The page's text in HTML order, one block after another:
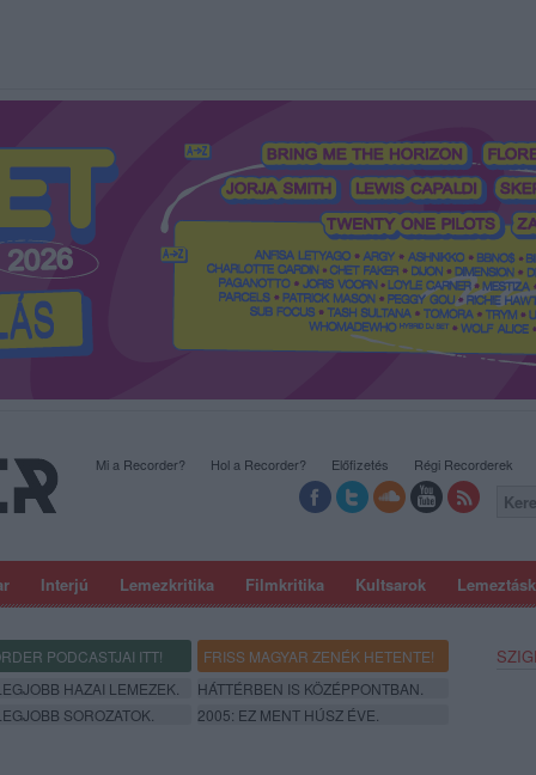
Interjú Lemezkritika Filmkritika Kultsarok
Mi a Recorder? Hol a Recorder? Előfizetés Régi Recorderek
PODCASTJAI ITT!
FRISS MAGYAR ZENÉK HETENTE!
HAZAI LEMEZEK.
HÁTTÉRBEN IS KÖZÉPPONTBAN.
SOROZATOK. 2005: EZ MENT HÚSZ ÉVE.